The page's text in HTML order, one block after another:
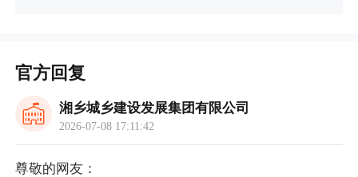
官方回复
湘乡城乡建设发展集团有限公司
2026-07-08 17:11:42
尊敬的网友：